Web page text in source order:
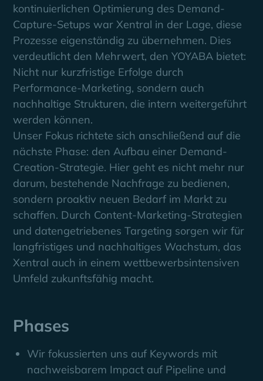
kontinuierlichen Optimierung des Demand-
Capture-Setups war Xentral in der Lage, diese
Prozesse eigenständig zu übernehmen. Dies
verdeutlicht den Mehrwert, den YOYABA bietet:
Nicht nur kurzfristige Erfolge durch
Performance-Marketing, sondern auch
nachhaltige Strukturen, die intern weitergeführt
werden können.
Unser Fokus richtete sich anschließend auf die
nächste Phase: den Aufbau einer Demand-
Creation-Strategie. Hier geht es nicht mehr nur
darum, bestehende Nachfrage zu bedienen,
sondern proaktiv neuen Bedarf im Markt zu
schaffen. Durch Content-Marketing-Strategien
und datengetriebenes Targeting sorgen wir für
langfristiges und nachhaltiges Wachstum, das
Xentral auch in einem wettbewerbsintensiven
Umfeld zukunftsfähig macht.
Phases
Wir fokussierten uns auf Keywords mit
nachweisbarem Impact auf Pipeline und